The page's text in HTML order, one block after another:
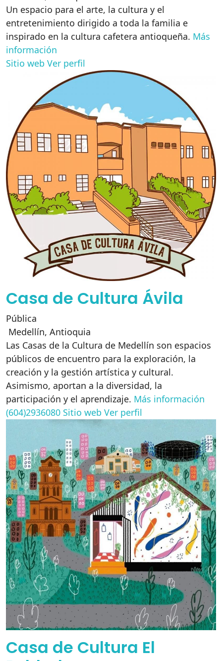
Un espacio para el arte, la cultura y el
entretenimiento dirigido a toda la familia e
inspirado en la cultura cafetera antioqueña. Más
información
Sitio web Ver perfil
Casa de Cultura Ávila
Pública
Medellín, Antioquia
Las Casas de la Cultura de Medellín son espacios
públicos de encuentro para la exploración, la
creación y la gestión artística y cultural.
Asimismo, aportan a la diversidad, la
participación y el aprendizaje. Más información
(604)2936080 Sitio web Ver perfil
Casa de Cultura El